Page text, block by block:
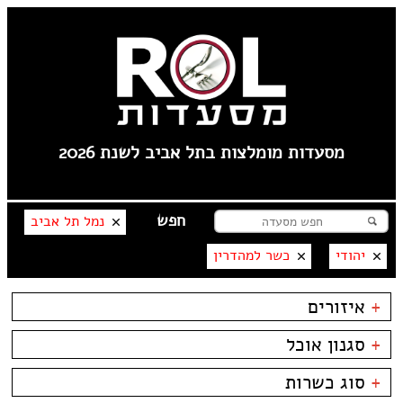
מסעדות מומלצות בתל אביב לשנת 2026
נמל תל אביב
יהודי
כשר למהדרין
+ איזורים
צפון ישן
שוק הפשפשים
צהלה
לילינבלום
+ סגנון אוכל
בשרים
דגים
ביסטרו
+ סוג כשרות